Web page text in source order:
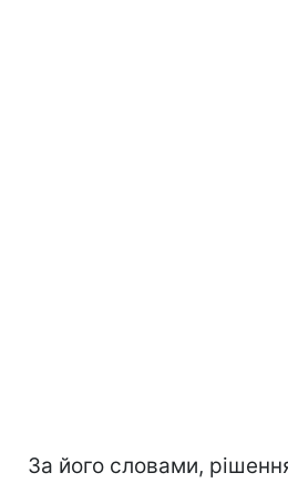
За його словами,